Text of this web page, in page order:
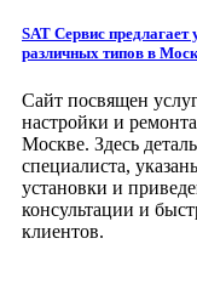
SAT Сервис
различных типов в
Сайт посвящен
настройки и
Москве. Здесь
специалиста,
установки и
консультации и
клиентов.